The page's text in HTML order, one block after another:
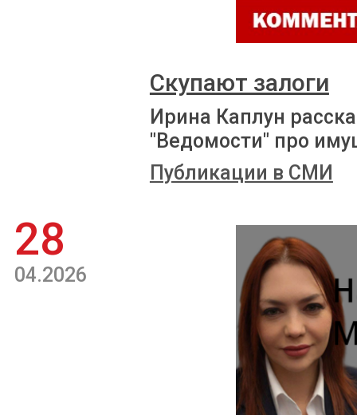
Скупают залоги
Ирина Каплун
"Ведомости" про
Публикации в СМИ
28
04.2026